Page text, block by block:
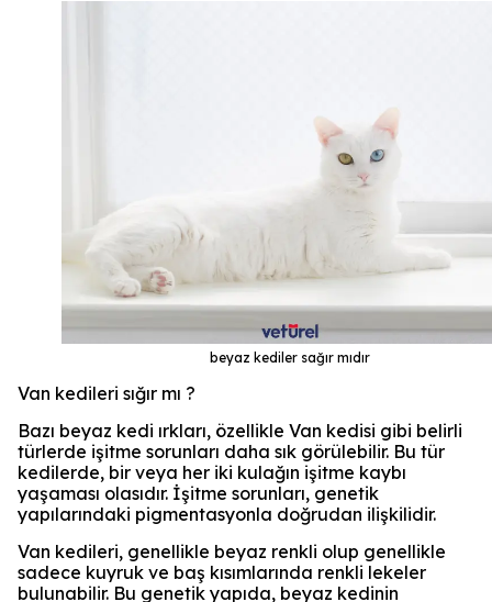
beyaz kediler sağır mıdır
Van kedileri sığır mı ?
Bazı beyaz kedi ırkları, özellikle Van kedisi gibi belirli
türlerde işitme sorunları daha sık görülebilir. Bu tür
kedilerde, bir veya her iki kulağın işitme kaybı
yaşaması olasıdır. İşitme sorunları, genetik
yapılarındaki pigmentasyonla doğrudan ilişkilidir.
Van kedileri, genellikle beyaz renkli olup genellikle
sadece kuyruk ve baş kısımlarında renkli lekeler
bulunabilir. Bu genetik yapıda, beyaz kedinin